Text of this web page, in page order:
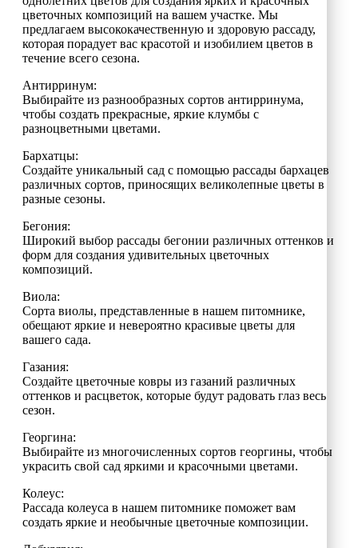
цветочных композиций на вашем участке. Мы
предлагаем высококачественную и здоровую рассаду,
которая порадует вас красотой и изобилием цветов в
течение всего сезона.
Антирринум:
Выбирайте из разнообразных сортов антирринума,
чтобы создать прекрасные, яркие клумбы с
разноцветными цветами.
Бархатцы:
Создайте уникальный сад с помощью рассады бархацев
различных сортов, приносящих великолепные цветы в
разные сезоны.
Бегония:
Широкий выбор рассады бегонии различных оттенков и
форм для создания удивительных цветочных
композиций.
Виола:
Сорта виолы, представленные в нашем питомнике,
обещают яркие и невероятно красивые цветы для
вашего сада.
Газания:
Создайте цветочные ковры из газаний различных
оттенков и расцветок, которые будут радовать глаз весь
сезон.
Георгина:
Выбирайте из многочисленных сортов георгины, чтобы
украсить свой сад яркими и красочными цветами.
Колеус:
Рассада колеуса в нашем питомнике поможет вам
создать яркие и необычные цветочные композиции.